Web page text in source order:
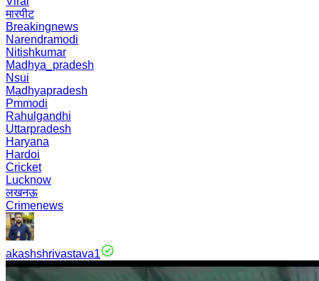
मारपीट
Breakingnews
Narendramodi
Nitishkumar
Madhya_pradesh
Nsui
Madhyapradesh
Pmmodi
Rahulgandhi
Uttarpradesh
Haryana
Hardoi
Cricket
Lucknow
लखनऊ
Crimenews
akashshrivastava1